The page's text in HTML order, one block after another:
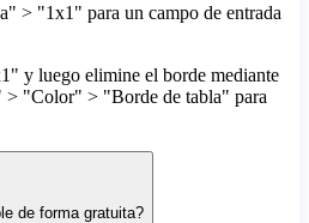
> "1x1" para un campo de entrada
y luego elimine el borde mediante
> "Color" > "Borde de tabla" para
de forma gratuita?